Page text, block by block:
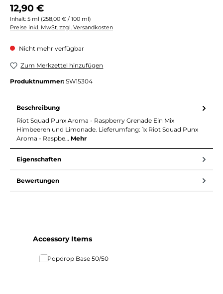
Regulärer Preis:
12,90 €
Inhalt: 5 ml (258,00 € / 100 ml)
Preise inkl. MwSt. zzgl. Versandkosten
Nicht mehr verfügbar
Zum Merkzettel hinzufügen
Produktnummer: SW15304
Beschreibung
Riot Squad Punx Aroma - Raspberry Grenade Ein Mix
Himbeeren und Limonade. Lieferumfang: 1x Riot Squad Punx
Aroma - Raspbe… Mehr
Eigenschaften
Bewertungen
Produktgalerie überspringen
Accessory Items